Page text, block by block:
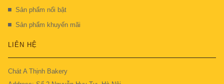
Sản phẩm nổi bật
Sản phẩm khuyến mãi
LIÊN HỆ
Chát A Thịnh Bakery